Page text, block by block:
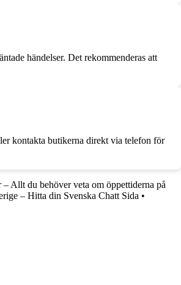
händelser. Det rekommenderas att
kontakta butikerna direkt via telefon för
Allt du behöver veta om öppettiderna på
– Hitta din Svenska Chatt Sida •